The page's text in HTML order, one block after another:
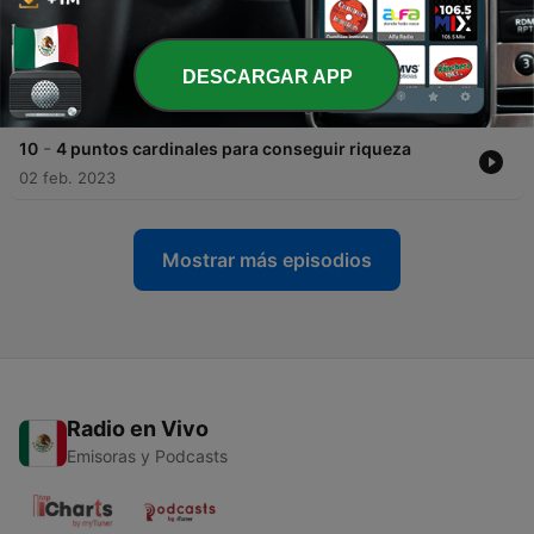
31 mayo 2023
11 - Serie Network insights Episodio 1 Definición e
historia.
26 mayo 2023
10 - 4 puntos cardinales para conseguir riqueza
02 feb. 2023
Mostrar más episodios
Radio en Vivo
Emisoras y Podcasts
DESCARGAR APP